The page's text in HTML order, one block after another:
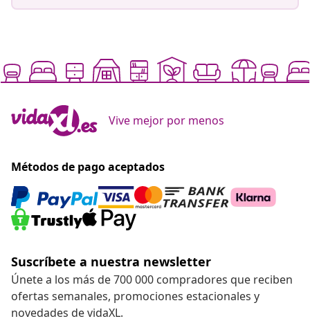
Vive mejor por menos
Métodos de pago aceptados
Suscríbete a nuestra newsletter
Únete a los más de 700 000 compradores que reciben
ofertas semanales, promociones estacionales y
novedades de vidaXL.